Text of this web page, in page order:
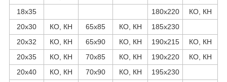
18х35
180х220
КО, КН
20х30
КО, КН 65х85 КО, КН
185х230
20х32
КО, КН 65х90 КО, КН 190х215
КО, КН
20х35
КО, КН 70х85 КО, КН 190х220
КО, КН
20х40
КО, КН 70х90 КО, КН
195х230